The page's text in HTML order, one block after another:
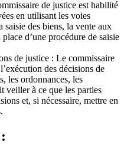
de justice est habilité
en utilisant les voies
saisie des biens, la vente aux
d’une procédure de saisie
de justice : Le commissaire
des décisions de
les ordonnances, les
veiller à ce que les parties
et, si nécessaire, mettre en